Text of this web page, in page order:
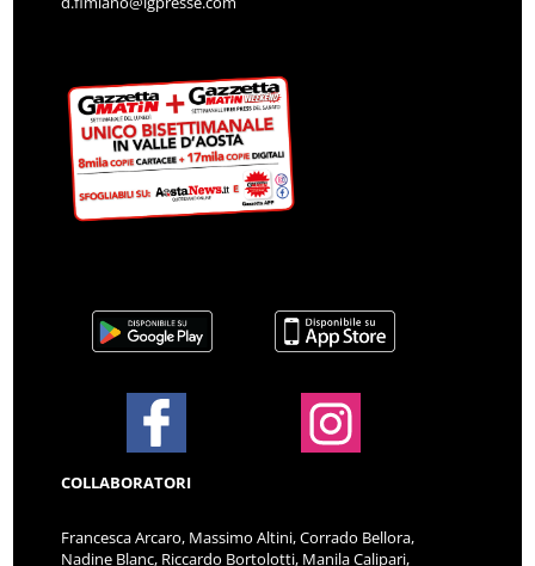
COLLABORATORI
Francesca Arcaro, Massimo Altini, Corrado Bellora,
Nadine Blanc, Riccardo Bortolotti, Manila Calipari,